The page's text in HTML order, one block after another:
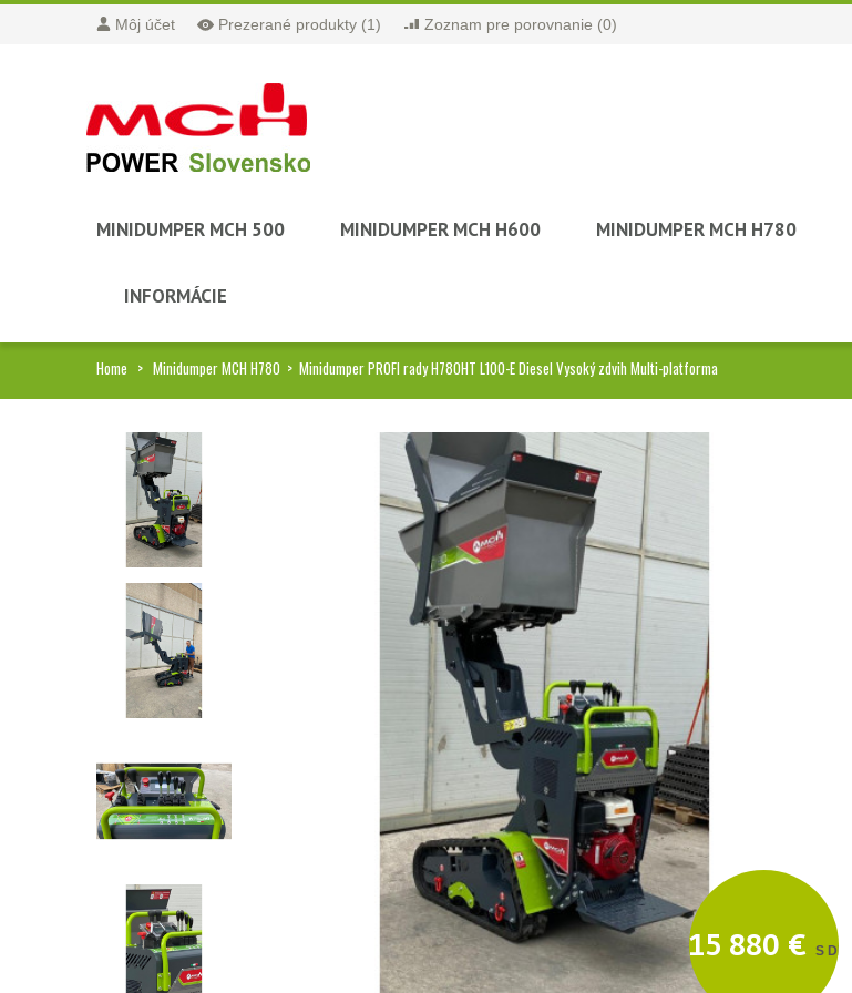
Môj účet Prezerané produkty (1) Zoznam pre porovnanie (0)
MINIDUMPER MCH 500 MINIDUMPER MCH H600 MINIDUMPER MCH H780
INFORMÁCIE
Home > Minidumper MCH H780 > Minidumper PROFI rady H780HT L100-E Diesel Vysoký zdvih Multi-platforma
15 880 € S DPH